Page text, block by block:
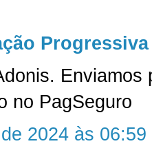
Progressiva
Enviamos
no PagSeguro
2024 às 06:59